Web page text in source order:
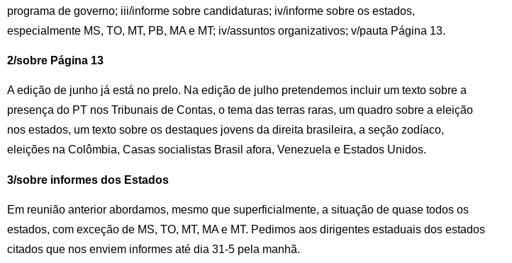
programa de governo; iii/informe sobre candidaturas; iv/informe sobre os estados,
especialmente MS, TO, MT, PB, MA e MT; iv/assuntos organizativos; v/pauta Página 13.
2/sobre Página 13
A edição de junho já está no prelo. Na edição de julho pretendemos incluir um texto sobre a
presença do PT nos Tribunais de Contas, o tema das terras raras, um quadro sobre a eleição
nos estados, um texto sobre os destaques jovens da direita brasileira, a seção zodíaco,
eleições na Colômbia, Casas socialistas Brasil afora, Venezuela e Estados Unidos.
3/sobre informes dos Estados
Em reunião anterior abordamos, mesmo que superficialmente, a situação de quase todos os
estados, com exceção de MS, TO, MT, MA e MT. Pedimos aos dirigentes estaduais dos estados
citados que nos enviem informes até dia 31-5 pela manhã.